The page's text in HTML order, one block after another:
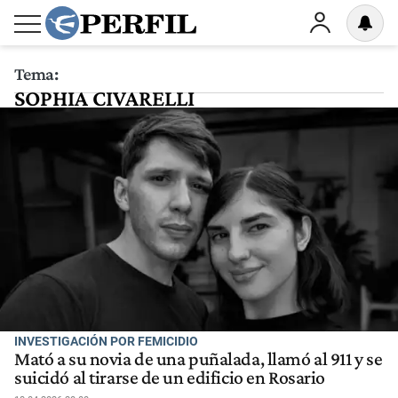
Tema:
SOPHIA CIVARELLI
INVESTIGACIÓN POR FEMICIDIO
Mató a su novia de una puñalada, llamó al 911 y se
suicidó al tirarse de un edificio en Rosario